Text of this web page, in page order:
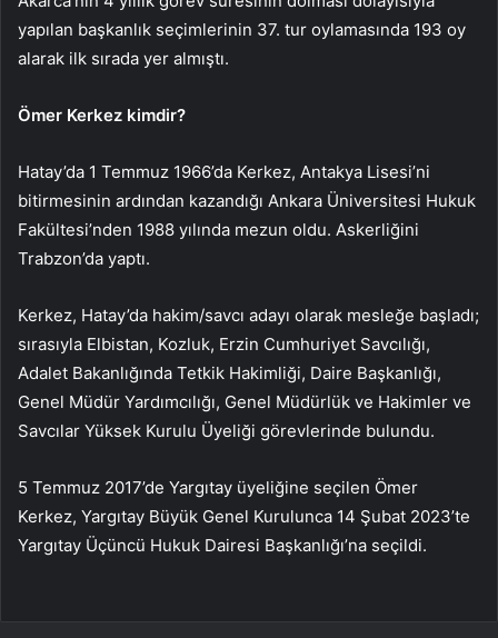
yapılan başkanlık seçimlerinin 37. tur oylamasında 193 oy
alarak ilk sırada yer almıştı.
Ömer Kerkez kimdir?
Hatay’da 1 Temmuz 1966’da Kerkez, Antakya Lisesi’ni
bitirmesinin ardından kazandığı Ankara Üniversitesi Hukuk
Fakültesi’nden 1988 yılında mezun oldu. Askerliğini
Trabzon’da yaptı.
Kerkez, Hatay’da hakim/savcı adayı olarak mesleğe başladı;
sırasıyla Elbistan, Kozluk, Erzin Cumhuriyet Savcılığı,
Adalet Bakanlığında Tetkik Hakimliği, Daire Başkanlığı,
Genel Müdür Yardımcılığı, Genel Müdürlük ve Hakimler ve
Savcılar Yüksek Kurulu Üyeliği görevlerinde bulundu.
5 Temmuz 2017’de Yargıtay üyeliğine seçilen Ömer
Kerkez, Yargıtay Büyük Genel Kurulunca 14 Şubat 2023’te
Yargıtay Üçüncü Hukuk Dairesi Başkanlığı’na seçildi.